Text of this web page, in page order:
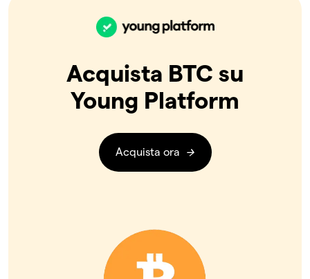
Acquista BTC su
Young Platform
Acquista ora